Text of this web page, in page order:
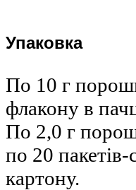
Упаковка
По 10 г
флакону в
По 2,0 г
по 20 пакетів-
картону.